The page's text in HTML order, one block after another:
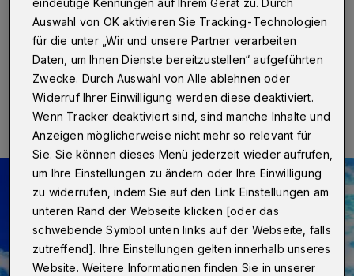
Kulturschaffende, Spenden an den Hilfsfonds
„EinTopf" fließen direkt an die Betroffenen.
Eine Minute Lesezeit
eindeutige Kennungen auf Ihrem Gerät zu. Durch
Auswahl von OK aktivieren Sie Tracking-Technologien
für die unter „Wir und unsere Partner verarbeiten
Daten, um Ihnen Dienste bereitzustellen“ aufgeführten
Zwecke. Durch Auswahl von Alle ablehnen oder
Widerruf Ihrer Einwilligung werden diese deaktiviert.
Wenn Tracker deaktiviert sind, sind manche Inhalte und
Anzeigen möglicherweise nicht mehr so relevant für
Sie. Sie können dieses Menü jederzeit wieder aufrufen,
um Ihre Einstellungen zu ändern oder Ihre Einwilligung
zu widerrufen, indem Sie auf den Link Einstellungen am
unteren Rand der Webseite klicken [oder das
schwebende Symbol unten links auf der Webseite, falls
zutreffend]. Ihre Einstellungen gelten innerhalb unseres
Website. Weitere Informationen finden Sie in unserer